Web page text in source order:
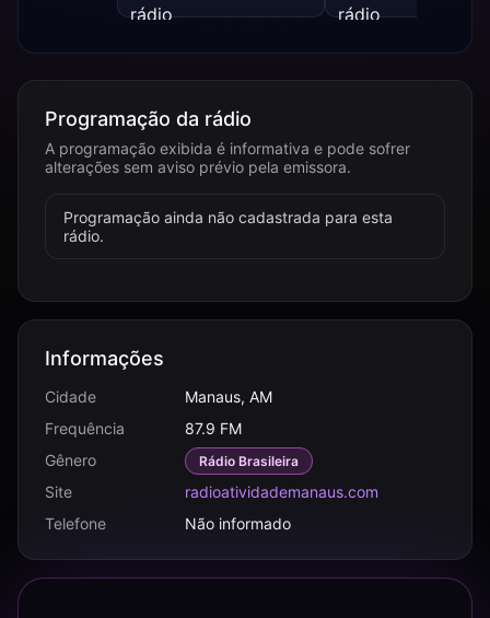
Programação da rádio
A programação exibida é informativa e pode sofrer
alterações sem aviso prévio pela emissora.
Programação ainda não cadastrada para esta
rádio.
Informações
Cidade
Manaus, AM
Frequência
87.9 FM
Gênero
Rádio Brasileira
Site
radioatividademanaus.com
Telefone
Não informado